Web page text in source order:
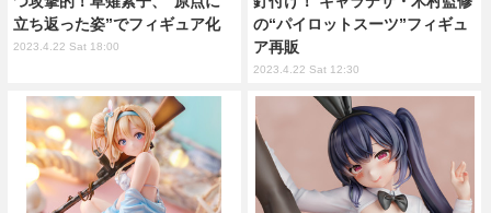
立ち返った姿”でフィギュア化
2023.4.22 Sat 18:00
の“パイロットスーツ”フィギュ
ア再販
2023.4.22 Sat 12:30